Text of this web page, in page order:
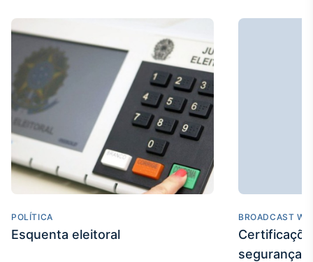
POLÍTICA
Esquenta eleitoral
BROADCAST
segurança